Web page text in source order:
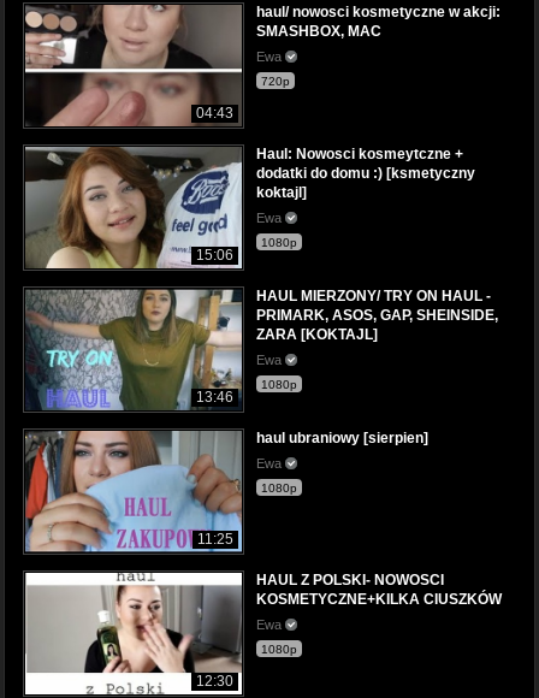
04:43
haul/ nowosci kosmetyczne w akcji:
SMASHBOX, MAC
Ewa
720p
15:06
Haul: Nowosci kosmeytczne +
dodatki do domu :) [ksmetyczny
koktajl]
Ewa
1080p
13:46
HAUL MIERZONY/ TRY ON HAUL -
PRIMARK, ASOS, GAP, SHEINSIDE,
ZARA [KOKTAJL]
Ewa
1080p
11:25
haul ubraniowy [sierpien]
Ewa
1080p
12:30
HAUL Z POLSKI- NOWOSCI
KOSMETYCZNE+KILKA CIUSZKÓW
Ewa
1080p